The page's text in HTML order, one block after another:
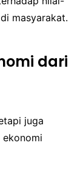
masyarakat.
dari
juga
ekonomi